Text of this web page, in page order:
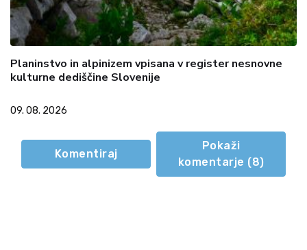
Planinstvo in alpinizem vpisana v register nesnovne
kulturne dediščine Slovenije
09. 08. 2026
Komentiraj
Pokaži
komentarje (8)